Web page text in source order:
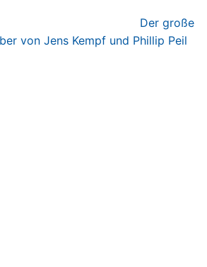
Der große
von Jens Kempf und Phillip Peil